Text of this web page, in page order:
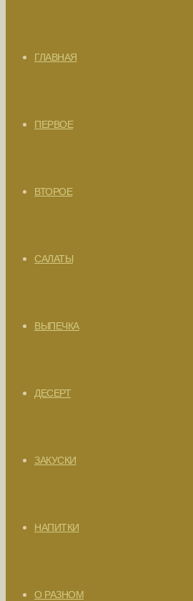
ГЛАВНАЯ
ПЕРВОЕ
ВТОРОЕ
САЛАТЫ
ВЫПЕЧКА
ДЕСЕРТ
ЗАКУСКИ
НАПИТКИ
О РАЗНОМ